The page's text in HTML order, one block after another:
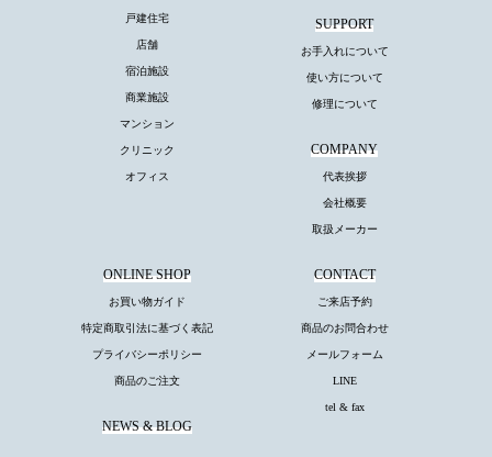
戸建住宅
店舗
宿泊施設
商業施設
マンション
クリニック
オフィス
SUPPORT
お手入れについて
使い方について
修理について
COMPANY
代表挨拶
会社概要
取扱メーカー
CONTACT
ご来店予約
商品のお問合わせ
メールフォーム
LINE
tel & fax
ONLINE SHOP
お買い物ガイド
特定商取引法に基づく表記
プライバシーポリシー
商品のご注文
NEWS & BLOG